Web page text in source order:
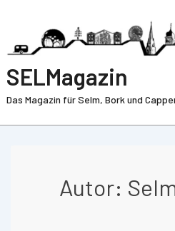
SELMagazin
Das Magazin für Selm, Bork und
Autor: